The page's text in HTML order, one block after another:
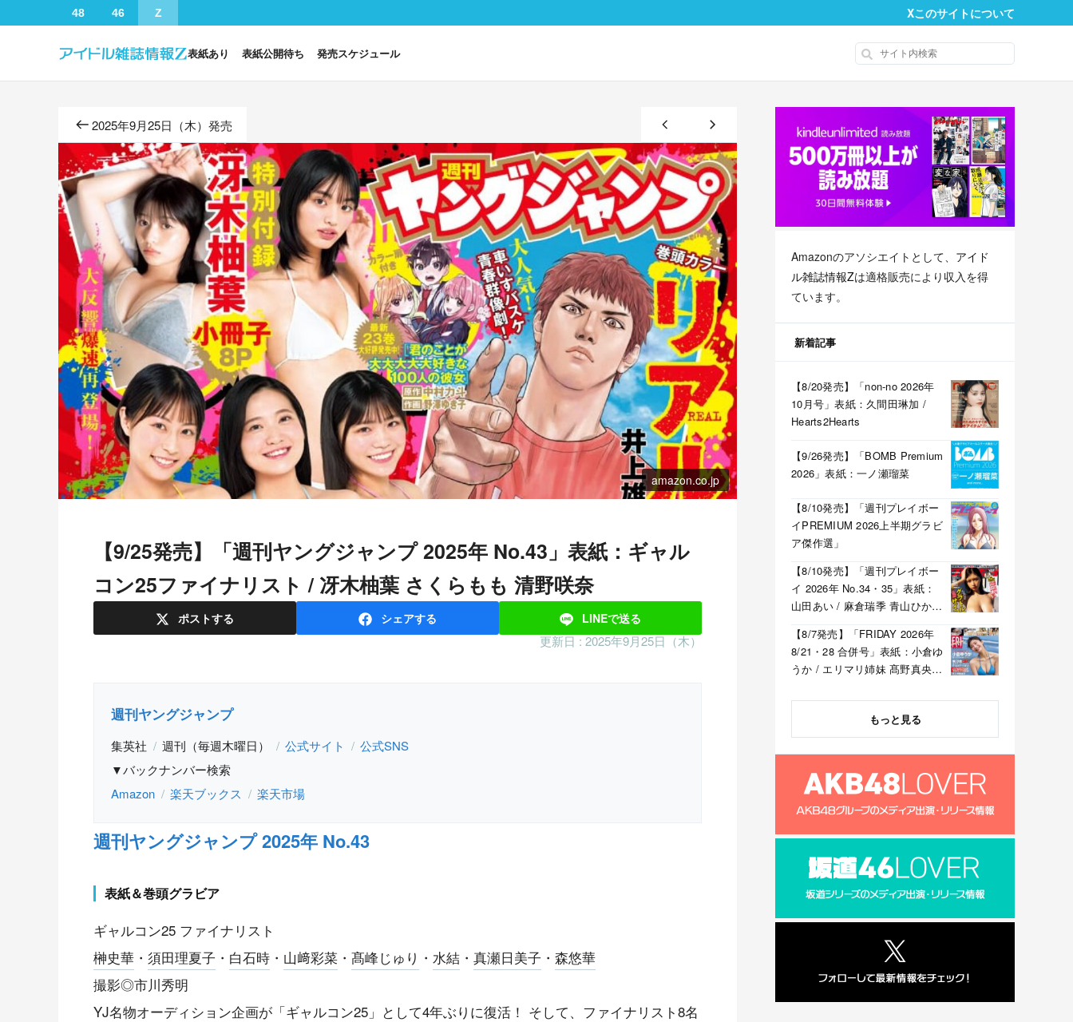
48 46 Z Xこのサイトについて
表紙あり 表紙公開待ち 発売スケジュール
2025年9月25日（木）発売
amazon.co.jp
【9/25発売】「週刊ヤングジャンプ 2025年 No.43」表紙：ギャル
コン25ファイナリスト / 冴木柚葉 さくらもも 清野咲奈
ポストする シェアする LINEで送る
更新日 : 2025年9月25日（木）
週刊ヤングジャンプ
集英社 週刊（毎週木曜日） 公式サイト
公式SNS
▼バックナンバー検索
Amazon
楽天ブックス 楽天市場
週刊ヤングジャンプ 2025年 No.43
表紙＆巻頭グラビア
ギャルコン25 ファイナリスト
榊史華 ・ 須田理夏子 ・ 白石時 ・ 山﨑彩菜 ・ 髙峰じゅり ・ 水結 ・ 真瀬日美子 ・ 森悠華
撮影◎市川秀明
YJ名物オーディション企画が「ギャルコン25」として4年ぶりに復活！ そして、ファイナリスト8名
Amazonのアソシエイトとして、 アイド
ル雑誌情報Zは適格販売により収入を得
ています。
新着記事
【8/20発売】「non-no 2026年
10月号」表紙：久間田琳加 /
Hearts2Hearts
【9/26発売】「BOMB Premium
2026」表紙：一ノ瀬瑠菜
【8/10発売】「週刊プレイボー
イPREMIUM 2026上半期グラビ
ア傑作選」
【8/10発売】「週刊プレイボー
イ 2026年 No.34・35」表紙：
山田あい / 麻倉瑞季 青山ひかる
【8/7発売】「FRIDAY 2026年
8/21・28 合併号」表紙：小倉ゆ
うか / エリマリ姉妹 髙野真央
もっと見る